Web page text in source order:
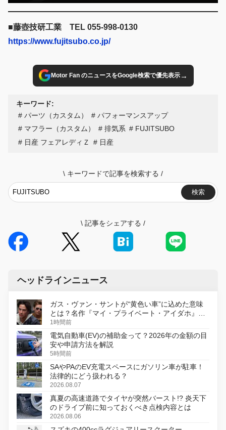
■藤壺技研工業 TEL 055-998-0130
https://www.fujitsubo.co.jp/
Motor Fan のニュースをGoogle検索で優先表示→
キーワード:
パーツ（カスタム）
パフォーマンスアップ
マフラー（カスタム）
排気系
FUJITSUBO
日産 フェアレディＺ
日産
\ キーワードで記事を検索する /
検索
\ 記事をシェアする /
ヘッドラインニュース
ガス・ヴァン・サントが“黄色い車”に込めた意味
とは？名作『マイ・プライベート・アイダホ』が
初のデジタルリマスター版で復活
1時間前
電気自動車(EV)の補助金って？2026年の金額の目
安や申請方法を解説
5時間前
SAやPAのEV充電スペースにガソリン車が駐車！
法律的にどう扱われる？
2026.08.07
真夏の高速道路でタイヤが突然バースト!? 炎天下
のドライブ前に知っておくべき点検内容とは
2026.08.06